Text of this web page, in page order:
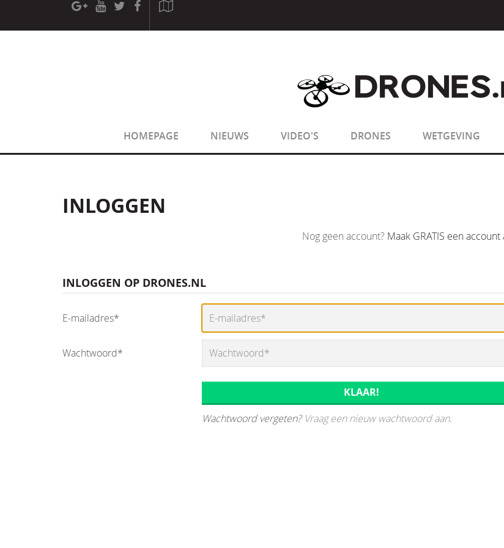
[phpBB Debug] PHP Warning: in file[ROOT]/phpbb/session.php
sizeof(): Parameter must be
sizeof(): Parameter must be
HOMEPAGE NIEUWS VIDEO'S DRONES WETGEVING
INLOGGEN
Nog geen account? Maak GRATIS een account
INLOGGEN OP DRONES.NL
E-mailadres*
Wachtwoord*
Wachtwoord vergeten? Vraag een nieuw wachtwoord aan.